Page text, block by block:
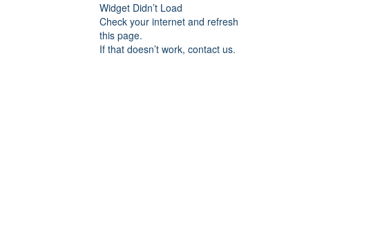
Widget Didn’t Load
Check your internet and refresh
this page.
If that doesn’t work, contact us.